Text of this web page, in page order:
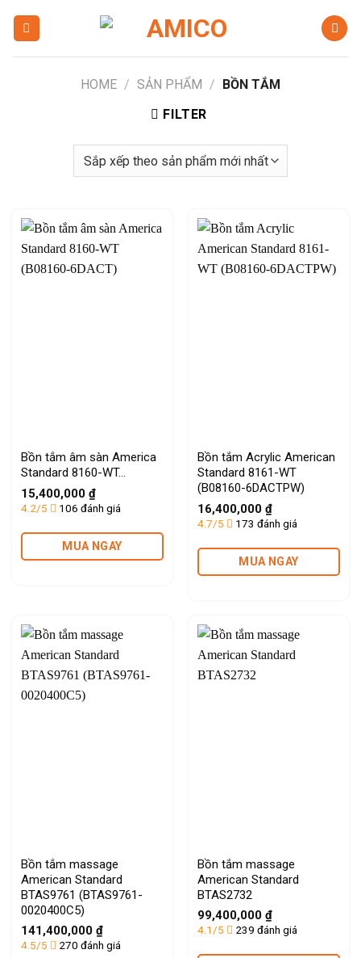
HOME / SẢN PHẨM / BỒN TẮM
FILTER
Bồn tắm âm sàn America
Standard 8160-WT…
15,400,000 ₫
4.2/5 106 đánh giá
MUA NGAY
Bồn tắm Acrylic American
Standard 8161-WT
(B08160-6DACTPW)
16,400,000 ₫
4.7/5 173 đánh giá
MUA NGAY
Bồn tắm massage
American Standard
BTAS9761 (BTAS9761-
0020400C5)
141,400,000 ₫
4.5/5 270 đánh giá
Bồn tắm massage
American Standard
BTAS2732
99,400,000 ₫
4.1/5 239 đánh giá